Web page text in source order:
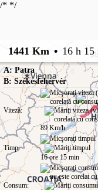
/* */
1441 Km • 16 h 15
A: Patra
B: Székesfehérvér
Viteză:
89 Km/h
Timp:
16 ore 15 min
Consum: